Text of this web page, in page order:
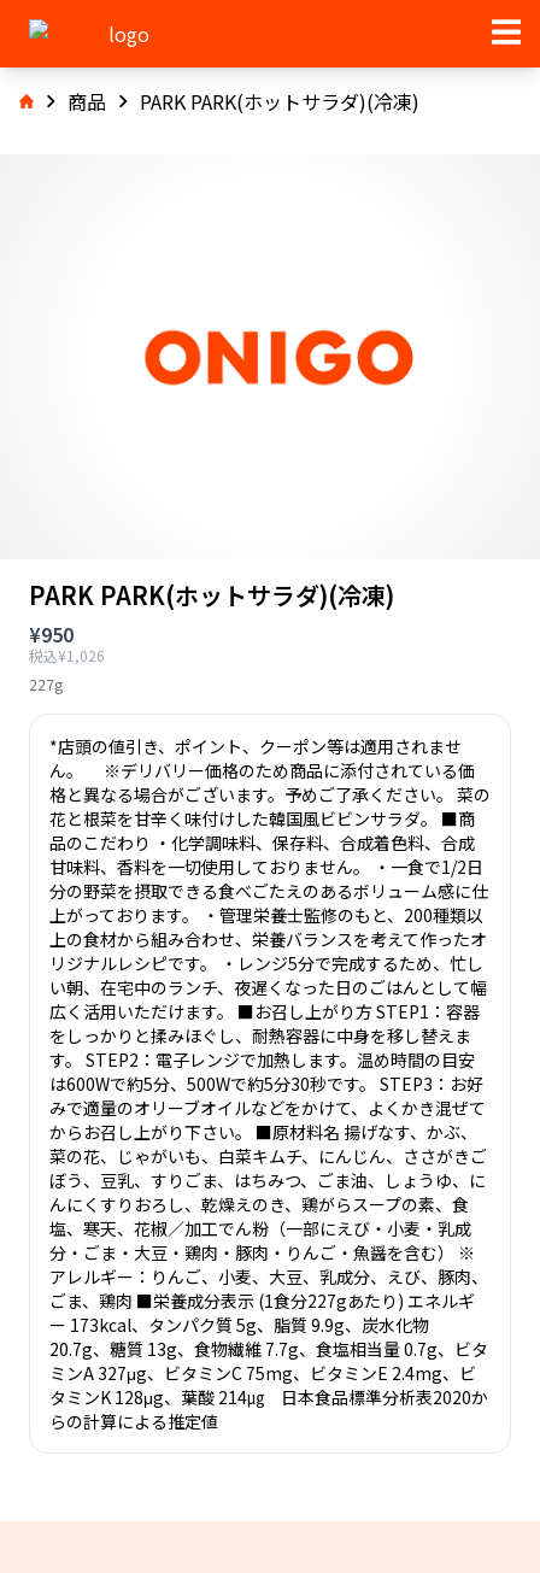
商品 PARK PARK(ホットサラダ)(冷凍)
PARK PARK(ホットサラダ)(冷凍)
¥950
税込¥1,026
227g
*店頭の値引き、ポイント、クーポン等は適用されませ
ん。 ※デリバリー価格のため商品に添付されている価
格と異なる場合がございます。予めご了承ください。 菜の
花と根菜を甘辛く味付けした韓国風ビビンサラダ。 ■商
品のこだわり ・化学調味料、保存料、合成着色料、合成
甘味料、香料を一切使用しておりません。 ・一食で1/2日
分の野菜を摂取できる食べごたえのあるボリューム感に仕
上がっております。 ・管理栄養士監修のもと、200種類以
上の食材から組み合わせ、栄養バランスを考えて作ったオ
リジナルレシピです。 ・レンジ5分で完成するため、忙し
い朝、在宅中のランチ、夜遅くなった日のごはんとして幅
広く活用いただけます。 ■お召し上がり方 STEP1：容器
をしっかりと揉みほぐし、耐熱容器に中身を移し替えま
す。 STEP2：電子レンジで加熱します。温め時間の目安
は600Wで約5分、500Wで約5分30秒です。 STEP3：お好
みで適量のオリーブオイルなどをかけて、よくかき混ぜて
からお召し上がり下さい。 ■原材料名 揚げなす、かぶ、
菜の花、じゃがいも、白菜キムチ、にんじん、ささがきご
ぼう、豆乳、すりごま、はちみつ、ごま油、しょうゆ、に
んにくすりおろし、乾燥えのき、鶏がらスープの素、食
塩、寒天、花椒／加工でん粉（一部にえび・小麦・乳成
分・ごま・大豆・鶏肉・豚肉・りんご・魚醤を含む） ※
アレルギー：りんご、小麦、大豆、乳成分、えび、豚肉、
ごま、鶏肉 ■栄養成分表示 (1食分227gあたり) エネルギ
ー 173kcal、タンパク質 5g、脂質 9.9g、炭水化物
20.7g、糖質 13g、食物繊維 7.7g、食塩相当量 0.7g、ビタ
ミンA 327μg、ビタミンC 75mg、ビタミンE 2.4mg、ビ
タミンK 128μg、葉酸 214㎍ 日本食品標準分析表2020か
らの計算による推定値